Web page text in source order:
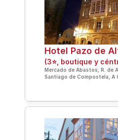
Hotel Pazo de
(3⭐, boutique y
Mercado de Abastos, R. de
Santiago de Compostela, A